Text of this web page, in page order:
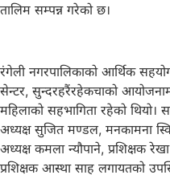
तालिम सम्पन्न गरेको छ।
रंगेली नगरपालिकाको आर्थिक
सेन्टर, सुन्दरहरैंरहेकचाको
महिलाको सहभागिता रहेको थियो।
अध्यक्ष सुजित मण्डल, मनकामना
अध्यक्ष कमला न्यौपाने, प्रशिक्षक
प्रशिक्षक आस्था साह लगायतको